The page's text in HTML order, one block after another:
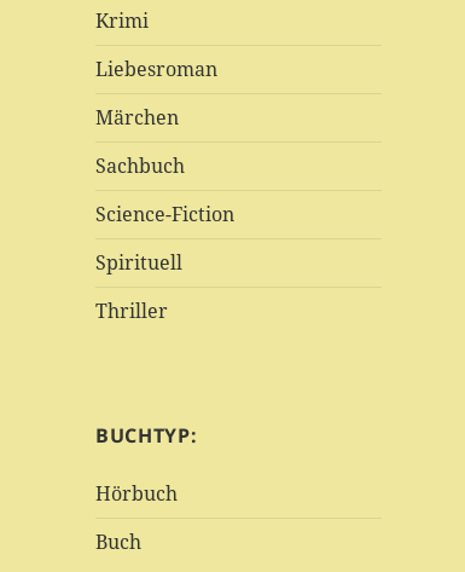
Krimi
Liebesroman
Märchen
Sachbuch
Science-Fiction
Spirituell
Thriller
BUCHTYP:
Hörbuch
Buch